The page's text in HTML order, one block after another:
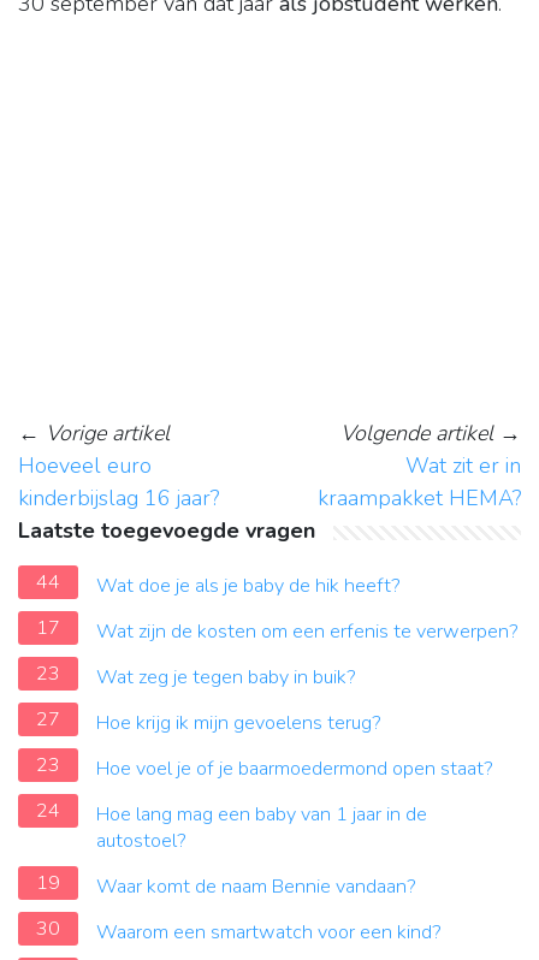
← Vorige artikel
Hoeveel euro
kinderbijslag 16 jaar?
Volgende artikel→
Wat zit er in
kraampakket HEMA?
Laatste toegevoegde vragen
44
Wat doe je als je baby de hik heeft?
17
Wat zijn de kosten om een erfenis te verwerpen?
23
Wat zeg je tegen baby in buik?
27
Hoe krijg ik mijn gevoelens terug?
23
Hoe voel je of je baarmoedermond open staat?
24
Hoe lang mag een baby van 1 jaar in de
autostoel?
19
Waar komt de naam Bennie vandaan?
30
Waarom een smartwatch voor een kind?